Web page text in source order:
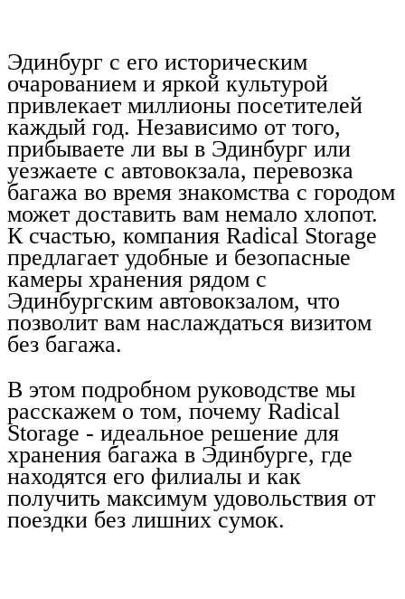
Эдинбург с его историческим
очарованием и яркой культурой
привлекает миллионы посетителей
каждый год. Независимо от того,
прибываете ли вы в Эдинбург или
уезжаете с автовокзала, перевозка
багажа во время знакомства с городом
может доставить вам немало хлопот.
К счастью, компания Radical Storage
предлагает удобные и безопасные
камеры хранения рядом с
Эдинбургским автовокзалом, что
позволит вам наслаждаться визитом
без багажа.
В этом подробном руководстве мы
расскажем о том, почему Radical
Storage - идеальное решение для
хранения багажа в Эдинбурге, где
находятся его филиалы и как
получить максимум удовольствия от
поездки без лишних сумок.